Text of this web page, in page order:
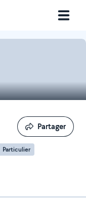
Particulier
Partager
Partager